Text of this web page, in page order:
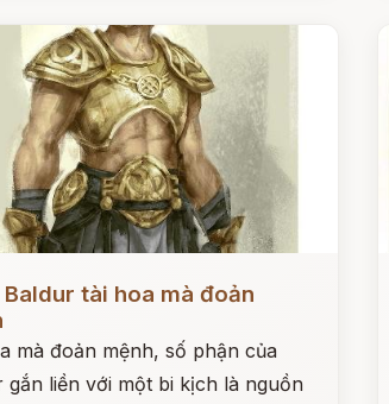
Baldur tài hoa mà đoản
mà đoản mệnh, số phận của
gắn liền với một bi kịch là nguồn